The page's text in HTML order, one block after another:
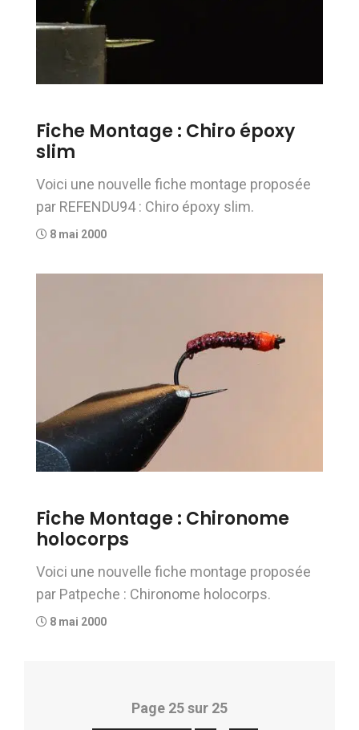
Fiche Montage : Chiro époxy
slim
Voici une nouvelle fiche montage proposée
par REFENDU94 : Chiro époxy slim.
8 mai 2000
Fiche Montage : Chironome
holocorps
Voici une nouvelle fiche montage proposée
par Patpeche : Chironome holocorps.
8 mai 2000
Page 25 sur 25